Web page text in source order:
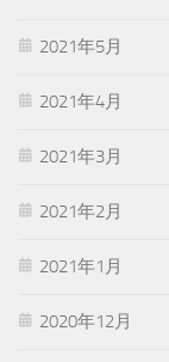
2021年5月
2021年4月
2021年3月
2021年2月
2021年1月
2020年12月